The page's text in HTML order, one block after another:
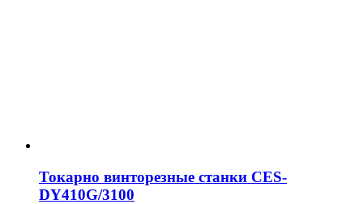
Токарно винторезные станки CES-
DY410G/3100